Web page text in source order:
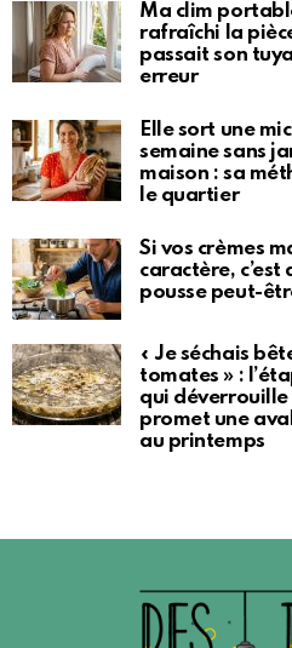
Ma clim
rafraîchi la
passait son
erreur
Elle sort une
semaine sans
maison : sa
le quartier
Si vos crèmes
caractère, c’est
pousse peut-
« Je séchais
tomates » :
qui
promet une
au printemps